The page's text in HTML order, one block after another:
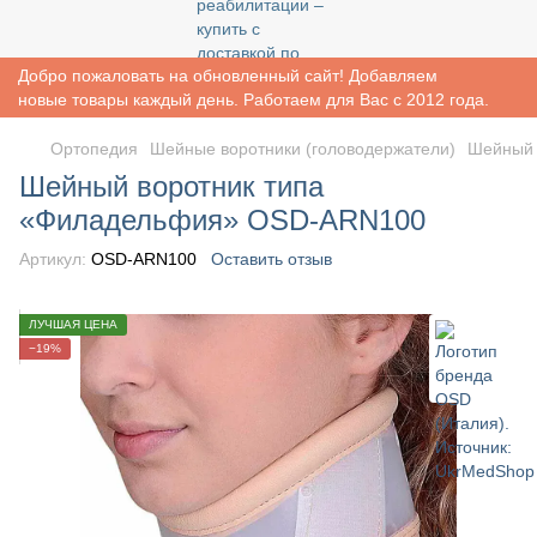
Добро пожаловать на обновленный сайт! Добавляем
новые товары каждый день. Работаем для Вас с 2012 года.
Ортопедия Шейные воротники (головодержатели) Шейный
Шейный воротник типа
«Филадельфия» OSD-ARN100
Артикул: OSD-ARN100 Оставить отзыв
ЛУЧШАЯ ЦЕНА
−19%